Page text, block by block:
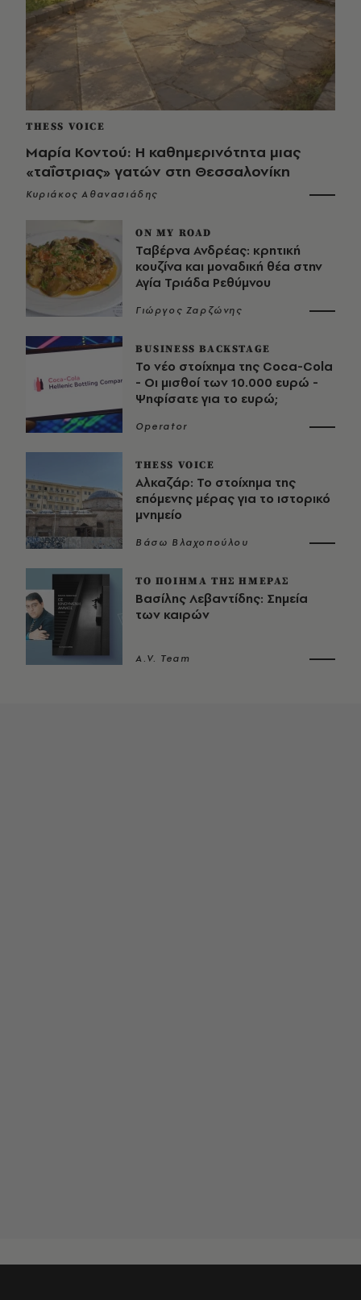
THESS VOICE
Μαρία Κοντού: Η καθημερινότητα μιας
«ταΐστριας» γατών στη Θεσσαλονίκη
Κυριάκος Αθανασιάδης
ON MY ROAD
Ταβέρνα Ανδρέας: κρητική
κουζίνα και μοναδική θέα στην
Αγία Τριάδα Ρεθύμνου
Γιώργος Ζαρζώνης
BUSINESS BACKSTAGE
Το νέο στοίχημα της Coca-Cola
- Οι μισθοί των 10.000 ευρώ -
Ψηφίσατε για το ευρώ;
Operator
THESS VOICE
Αλκαζάρ: Το στοίχημα της
επόμενης μέρας για το ιστορικό
μνημείο
Βάσω Βλαχοπούλου
ΤΟ ΠΟΙΗΜΑ ΤΗΣ ΗΜΕΡΑΣ
Βασίλης Λεβαντίδης: Σημεία
των καιρών
A.V. Team